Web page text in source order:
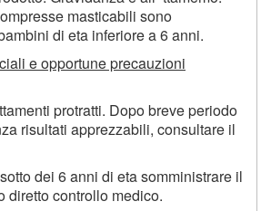
masticabili sono
di eta inferiore a 6 anni.
e opportune precauzioni
protratti. Dopo breve periodo
risultati apprezzabili, consultare il
dei 6 anni di eta somministrare il
diretto controllo medico.